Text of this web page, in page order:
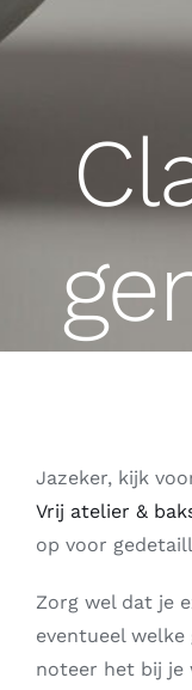
Jazeker, kijk
Vrij atelier &
op voor
Zorg wel dat je
eventueel
noteer het bij je